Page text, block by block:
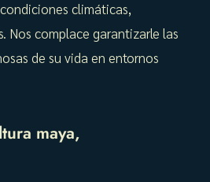
climáticas,
Nos complace garantizarle las
de su vida en entornos
maya,